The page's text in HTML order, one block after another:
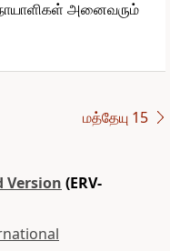
அனைவரும்
மத்தேயு 15
Version (ERV-